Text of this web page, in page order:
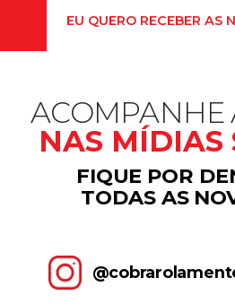
ACOMPANHE
NAS MÍDIAS
FIQUE POR
TODAS AS